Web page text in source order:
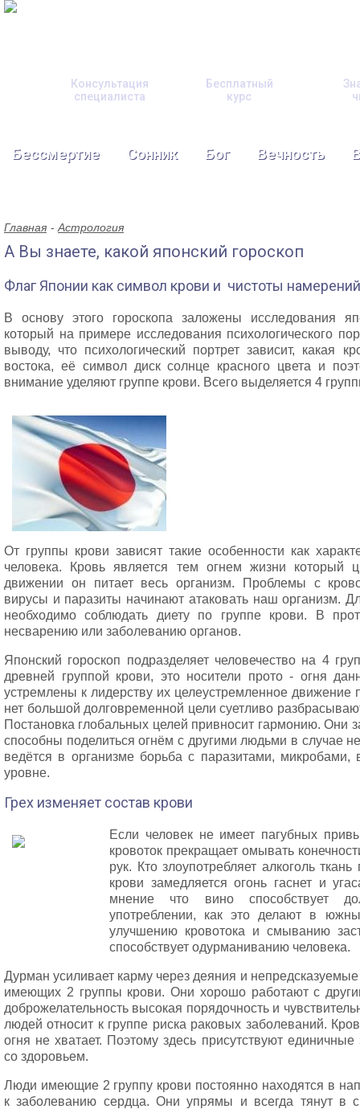
Консультация
специалиста
Бесплатный
курс
Бессмертие Сонник Бог Вечность
Главная Астрология
А Вы знаете, какой японский гороскоп
Флаг Японии как символ крови и чистоты намерений
В основу этого гороскопа заложены исследования
который на примере исследования психологического
выводу, что психологический портрет зависит, какая
востока, её символ диск солнце красного цвета и
внимание уделяют группе крови. Всего выделяется 4
От группы крови зависят такие особенности как
человека. Кровь является тем огнем жизни который
движении он питает весь организм. Проблемы с
вирусы и паразиты начинают атаковать наш организм.
необходимо соблюдать диету по группе крови. В
несварению или заболеванию органов.
Японский гороскоп подразделяет человечество на 4
древней группой крови, это носители прото - огня
устремлены к лидерству их целеустремленное движение
нет большой долговременной цели суетливо
Постановка глобальных целей привносит гармонию. Они
способны поделиться огнём с другими людьми в случае
ведётся в организме борьба с паразитами,
уровне.
Грех изменяет состав крови
Если человек не имеет пагубных
кровоток прекращает омывать
рук. Кто злоупотребляет алкоголь
крови замедляется огонь гаснет и
мнение что вино способствует
употреблении, как это делают в
улучшению кровотока и смыванию
способствует одурманиванию человека.
Дурман усиливает карму через деяния и
имеющих 2 группы крови. Они хорошо работают с
доброжелательность высокая порядочность и
людей относит к группе риска раковых заболеваний.
огня не хватает. Поэтому здесь присутствуют
со здоровьем.
Люди имеющие 2 группу крови постоянно находятся в
к заболеванию сердца. Они упрямы и всегда тянут в